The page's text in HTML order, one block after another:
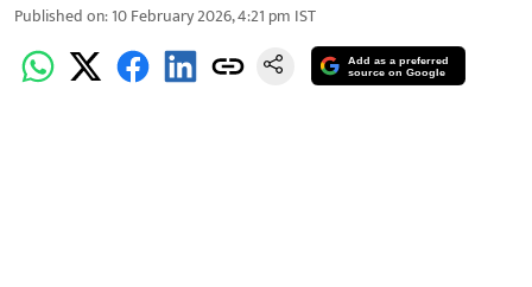
Published on:10 February 2026, 4:21 pm IST
Add as a preferred
source on Google